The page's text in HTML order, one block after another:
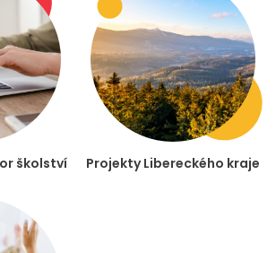
školství Projekty Libereckého kraje